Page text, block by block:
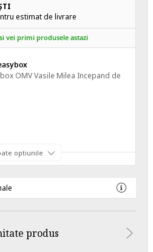
estimat de livrare
vei primi produsele astazi
OMV Vasile Milea Incepand de
optiunile
produs